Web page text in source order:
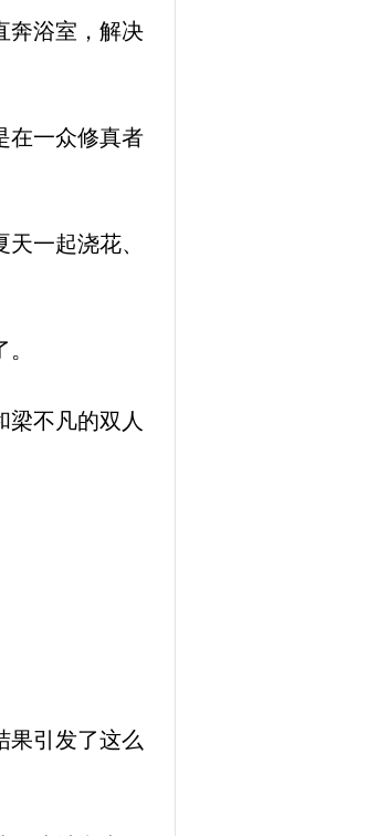
奔浴室，解决
在一众修真者
一起浇花、
不凡的双人
果引发了这么